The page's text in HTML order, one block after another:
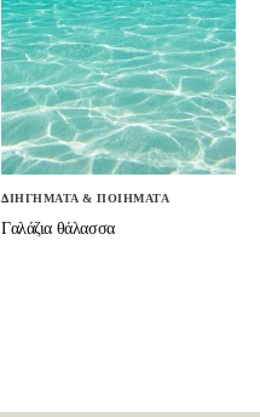
ΔΙΗΓΗΜΑΤΑ & ΠΟΙΗΜΑΤΑ
Γαλάζια θάλασσα